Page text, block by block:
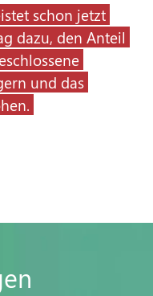
schon jetzt
dazu, den Anteil
und das